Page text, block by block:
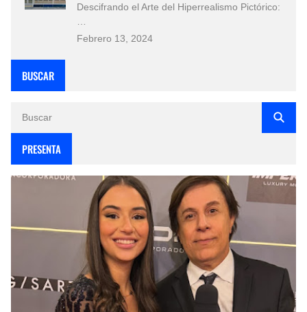
Descifrando el Arte del Hiperrealismo Pictórico:
Febrero 13, 2024
BUSCAR
PRESENTA